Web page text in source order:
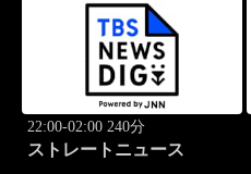
22:00-02:00 240分
ストレートニュース